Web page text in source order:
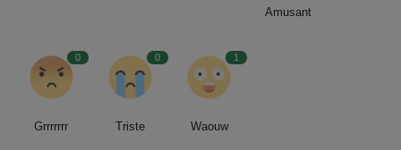
Amusant
0
Grrrrrrr
0
Triste
1
Waouw